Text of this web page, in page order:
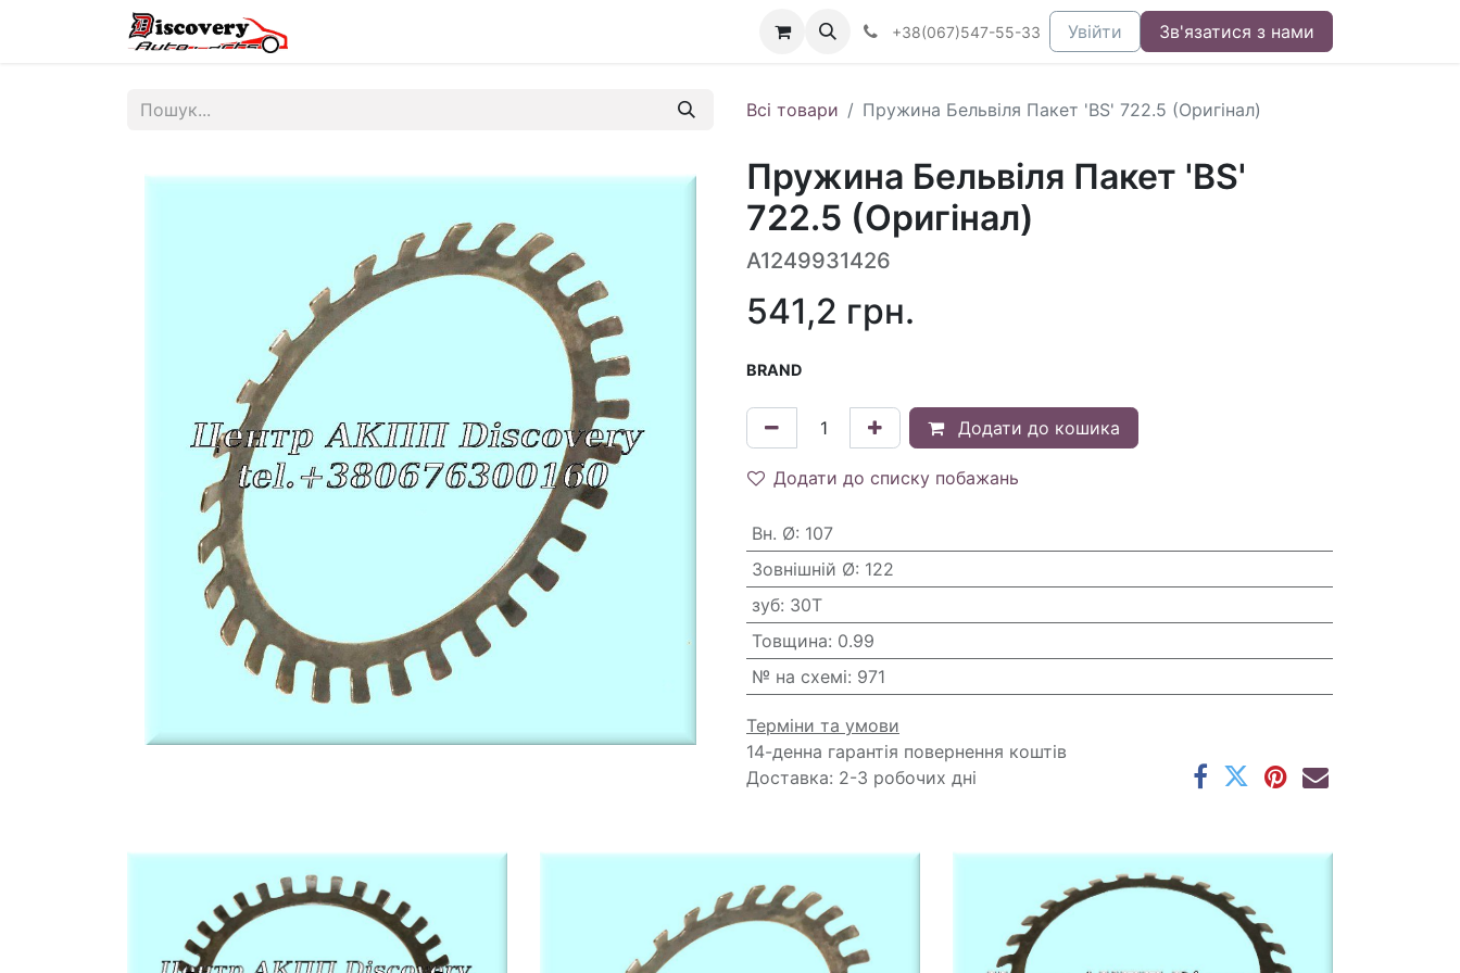
+38(067)547-55-33 Увійти Зв'язатися з нами
Всі товари Пружина Бельвіля Пакет 'BS' 722.5 (Оригінал)
Пружина Бельвіля Пакет 'BS'
722.5 (Оригінал)
A1249931426
541,2 грн.
BRAND
Додати до кошика
Додати до списку побажань
Вн. Ø: 107
Зовнішній Ø: 122
зуб: 30T
Товщина: 0.99
№ на схемі: 971
Терміни та умови
14-денна гарантія повернення коштів
Доставка: 2-3 робочих дні